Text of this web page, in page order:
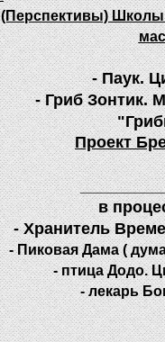
(Перспективы)
- Паук.
- Гриб Зонтик.
Проект
в
- Хранитель
- Пиковая Дама (
- птица Додо.
- лекарь